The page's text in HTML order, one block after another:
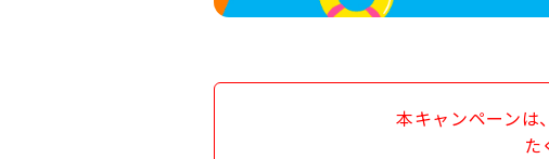
本キャンペーンは
た